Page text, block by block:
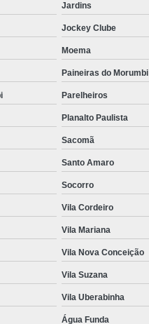
Salesópolis
Vila Marisa Mazzei
crachás Jardim Leonor
crachá Atibaia
crachás Cajamar
poliéster para crachá Jaçanã
de cordão para crachá Itaquera
Santo Amaro
silk Riviera de São Lourenço
orçamento Rio Pequeno
silk orçamento Socorro
silk Vila Andrade
Jardins
Jockey Clube
Moema
Paineiras do Morumbi
Parelheiros
Planalto Paulista
Sacomã
Santo Amaro
Socorro
Vila Cordeiro
Vila Mariana
Vila Nova Conceição
Vila Suzana
Vila Uberabinha
Água Funda